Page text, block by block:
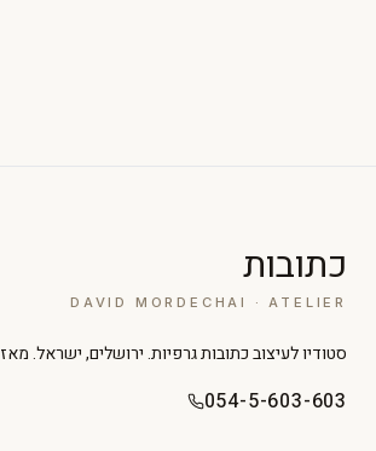
כתובות
DAVID MORDECHAI · ATELIER
סטודיו לעיצוב כתובות גרפיות. ירושלים, ישראל. מאז 2008.
054-5-603-603